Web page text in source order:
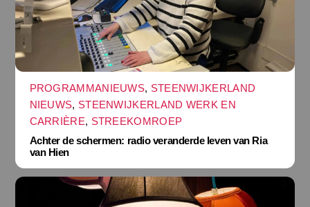
PROGRAMMANIEUWS, STEENWIJKERLAND
NIEUWS, STEENWIJKERLAND WERK EN
CARRIÈRE, STREEKOMROEP
Achter de schermen: radio veranderde leven van Ria
van Hien